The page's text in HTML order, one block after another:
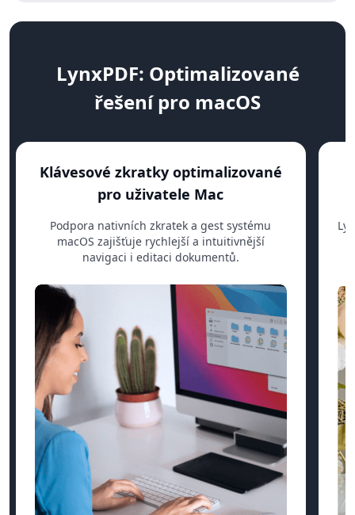
LynxPDF: Optimalizované
řešení pro macOS
Klávesové zkratky optimalizované
pro uživatele Mac
Podpora nativních zkratek a gest systému
macOS zajišťuje rychlejší a intuitivnější
navigaci i editaci dokumentů.